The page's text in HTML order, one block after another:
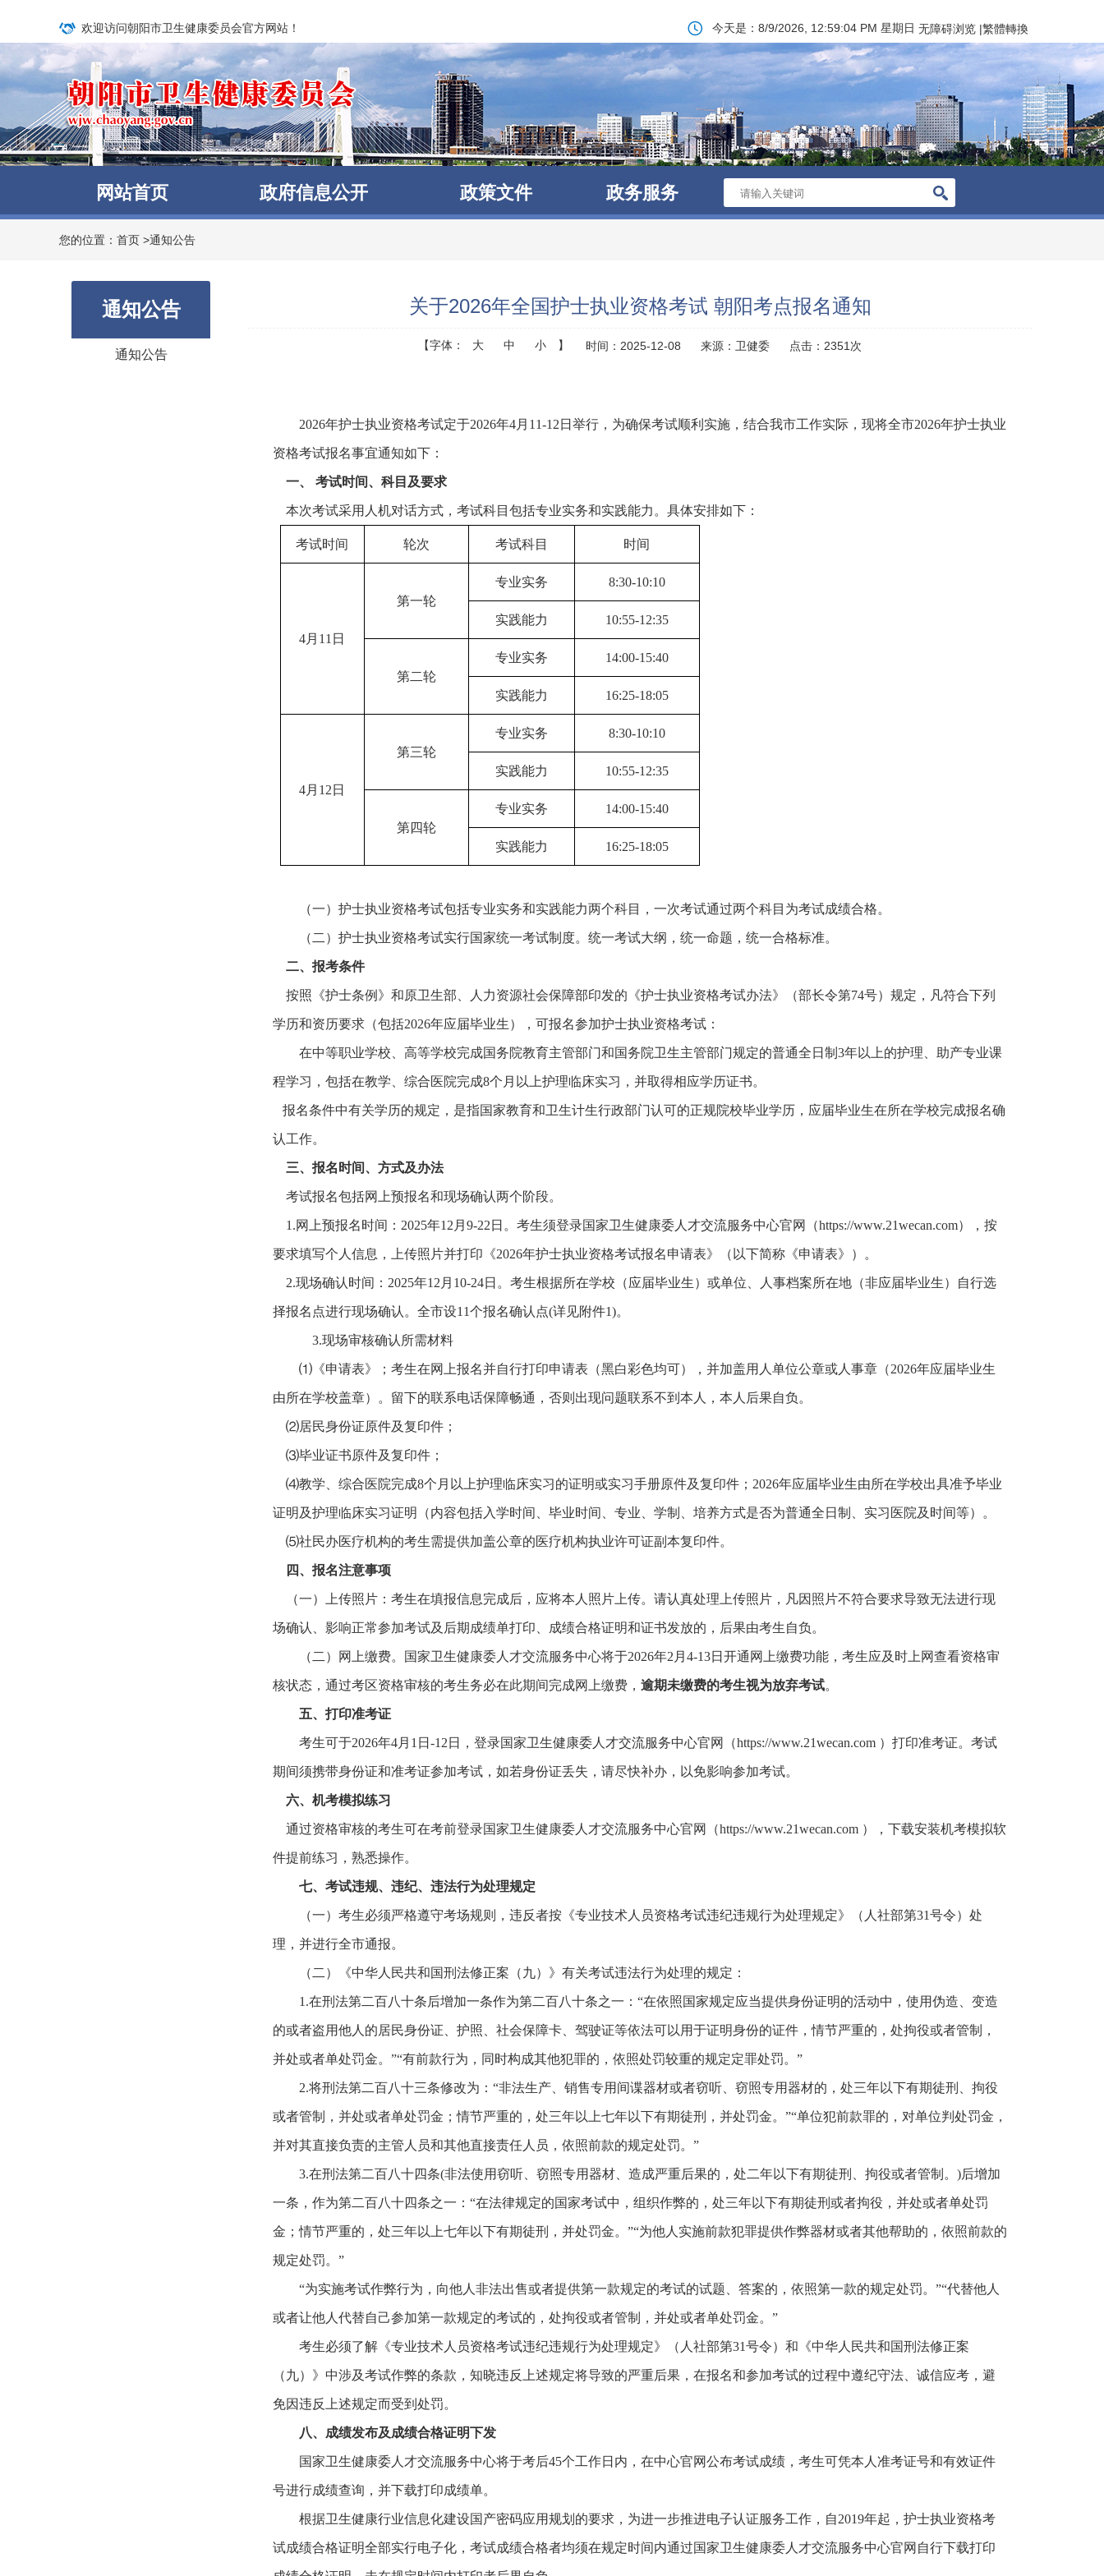
欢迎访问朝阳市卫生健康委员会官方网站！ 今天是： 8/9/2026, 12:59:05 PM 星期日 无障碍浏览 |繁體轉換
网站首页 政府信息公开 政策文件 政务服务
您的位置： 首页 >通知公告
通知公告
通知公告
关于2026年全国护士执业资格考试 朝阳考点报名通知
【字体： 大 中 小 】 时间：2025-12-08 来源：卫健委 点击： 2351 次
2026年护士执业资格考试定于2026年4月11-12日举行，为确保考试顺利实施，结合我市工作实际，现将全市2026年护士执业
资格考试报名事宜通知如下：
一、 考试时间、科目及要求
本次考试采用人机对话方式，考试科目包括专业实务和实践能力。具体安排如下：
考试时间 轮次 考试科目 时间
4月11日
第一轮
专业实务 8:30-10:10
实践能力 10:55-12:35
第二轮
专业实务 14:00-15:40
实践能力 16:25-18:05
4月12日
第三轮
专业实务 8:30-10:10
实践能力 10:55-12:35
第四轮
专业实务 14:00-15:40
实践能力 16:25-18:05
（一）护士执业资格考试包括专业实务和实践能力两个科目，一次考试通过两个科目为考试成绩合格。
（二）护士执业资格考试实行国家统一考试制度。统一考试大纲，统一命题，统一合格标准。
二、报考条件
按照《护士条例》和原卫生部、人力资源社会保障部印发的《护士执业资格考试办法》（部长令第74号）规定，凡符合下列
学历和资历要求（包括2026年应届毕业生），可报名参加护士执业资格考试：
在中等职业学校、高等学校完成国务院教育主管部门和国务院卫生主管部门规定的普通全日制3年以上的护理、助产专业课
程学习，包括在教学、综合医院完成8个月以上护理临床实习，并取得相应学历证书。
报名条件中有关学历的规定，是指国家教育和卫生计生行政部门认可的正规院校毕业学历，应届毕业生在所在学校完成报名确
认工作。
三、报名时间、方式及办法
考试报名包括网上预报名和现场确认两个阶段。
1.网上预报名时间：2025年12月9-22日。考生须登录国家卫生健康委人才交流服务中心官网（https://www.21wecan.com），按
要求填写个人信息，上传照片并打印《2026年护士执业资格考试报名申请表》（以下简称《申请表》）。
2.现场确认时间：2025年12月10-24日。考生根据所在学校（应届毕业生）或单位、人事档案所在地（非应届毕业生）自行选
择报名点进行现场确认。全市设11个报名确认点(详见附件1)。
3.现场审核确认所需材料
⑴《申请表》；考生在网上报名并自行打印申请表（黑白彩色均可），并加盖用人单位公章或人事章（2026年应届毕业生
由所在学校盖章）。留下的联系电话保障畅通，否则出现问题联系不到本人，本人后果自负。
⑵居民身份证原件及复印件；
⑶毕业证书原件及复印件；
⑷教学、综合医院完成8个月以上护理临床实习的证明或实习手册原件及复印件；2026年应届毕业生由所在学校出具准予毕业
证明及护理临床实习证明（内容包括入学时间、毕业时间、专业、学制、培养方式是否为普通全日制、实习医院及时间等）。
⑸社民办医疗机构的考生需提供加盖公章的医疗机构执业许可证副本复印件。
四、报名注意事项
（一）上传照片：考生在填报信息完成后，应将本人照片上传。请认真处理上传照片，凡因照片不符合要求导致无法进行现
场确认、影响正常参加考试及后期成绩单打印、成绩合格证明和证书发放的，后果由考生自负。
（二）网上缴费。国家卫生健康委人才交流服务中心将于2026年2月4-13日开通网上缴费功能，考生应及时上网查看资格审
核状态，通过考区资格审核的考生务必在此期间完成网上缴费， 逾期未缴费的考生视为放弃考试。
五、打印准考证
考生可于2026年4月1日-12日，登录国家卫生健康委人才交流服务中心官网（https://www.21wecan.com ）打印准考证。考试
期间须携带身份证和准考证参加考试，如若身份证丢失，请尽快补办，以免影响参加考试。
六、机考模拟练习
通过资格审核的考生可在考前登录国家卫生健康委人才交流服务中心官网（https://www.21wecan.com ），下载安装机考模拟软
件提前练习，熟悉操作。
七、考试违规、违纪、违法行为处理规定
（一）考生必须严格遵守考场规则，违反者按《专业技术人员资格考试违纪违规行为处理规定》（人社部第31号令）处
理，并进行全市通报。
（二）《中华人民共和国刑法修正案（九）》有关考试违法行为处理的规定：
1.在刑法第二百八十条后增加一条作为第二百八十条之一：“在依照国家规定应当提供身份证明的活动中，使用伪造、变造
的或者盗用他人的居民身份证、护照、社会保障卡、驾驶证等依法可以用于证明身份的证件，情节严重的，处拘役或者管制，
并处或者单处罚金。”“有前款行为，同时构成其他犯罪的，依照处罚较重的规定定罪处罚。”
2.将刑法第二百八十三条修改为：“非法生产、销售专用间谍器材或者窃听、窃照专用器材的，处三年以下有期徒刑、拘役
或者管制，并处或者单处罚金；情节严重的，处三年以上七年以下有期徒刑，并处罚金。”“单位犯前款罪的，对单位判处罚金，
并对其直接负责的主管人员和其他直接责任人员，依照前款的规定处罚。”
3.在刑法第二百八十四条(非法使用窃听、窃照专用器材、造成严重后果的，处二年以下有期徒刑、拘役或者管制。)后增加
一条，作为第二百八十四条之一：“在法律规定的国家考试中，组织作弊的，处三年以下有期徒刑或者拘役，并处或者单处罚
金；情节严重的，处三年以上七年以下有期徒刑，并处罚金。”“为他人实施前款犯罪提供作弊器材或者其他帮助的，依照前款的
规定处罚。”
“为实施考试作弊行为，向他人非法出售或者提供第一款规定的考试的试题、答案的，依照第一款的规定处罚。”“代替他人
或者让他人代替自己参加第一款规定的考试的，处拘役或者管制，并处或者单处罚金。”
考生必须了解《专业技术人员资格考试违纪违规行为处理规定》（人社部第31号令）和《中华人民共和国刑法修正案
（九）》中涉及考试作弊的条款，知晓违反上述规定将导致的严重后果，在报名和参加考试的过程中遵纪守法、诚信应考，避
免因违反上述规定而受到处罚。
八、成绩发布及成绩合格证明下发
国家卫生健康委人才交流服务中心将于考后45个工作日内，在中心官网公布考试成绩，考生可凭本人准考证号和有效证件
号进行成绩查询，并下载打印成绩单。
根据卫生健康行业信息化建设国产密码应用规划的要求，为进一步推进电子认证服务工作，自2019年起，护士执业资格考
试成绩合格证明全部实行电子化，考试成绩合格者均须在规定时间内通过国家卫生健康委人才交流服务中心官网自行下载打印